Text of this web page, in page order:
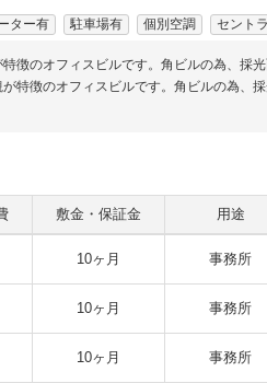
ター有 駐車場有 個別空調 セント
のオフィスビルです。角ビルの為、採
特徴のオフィスビルです。角ビルの為、
敷金・保証金 用途
10ヶ月 事務所
10ヶ月 事務所
10ヶ月 事務所